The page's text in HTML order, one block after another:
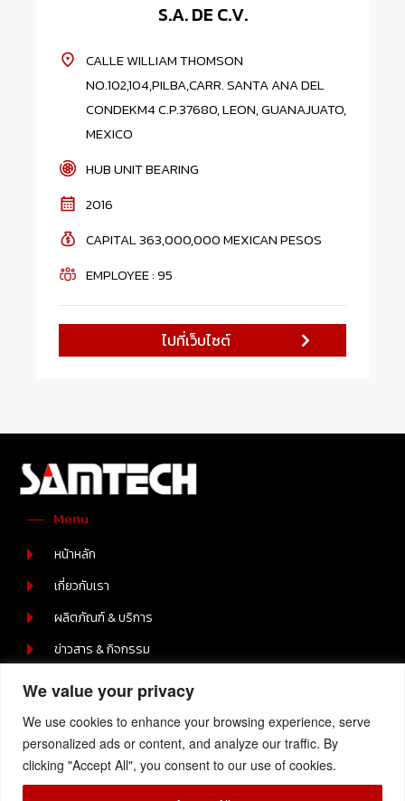
We value your privacy
We use cookies to enhance your browsing experience, serve
personalized ads or content, and analyze our traffic. By
clicking "Accept All", you consent to our use of cookies.
S.A. DE C.V.
CALLE WILLIAM THOMSON
NO.102,104,PILBA,CARR. SANTA ANA DEL
CONDEKM4 C.P.37680, LEON, GUANAJUATO,
MEXICO
HUB UNIT BEARING
2016
CAPITAL 363,000,000 MEXICAN PESOS
EMPLOYEE : 95
ไปที่เว็บไซต์
Menu
หน้าหลัก
เกี่ยวกับเรา
ผลิตภัณฑ์ & บริการ
ข่าวสาร & กิจกรรม
ร่วมงานกับเรา
ติดต่อเรา
Contact Us
219/2 หมู่ 6 ต.บ่อวิน อ.ศรีราชา ชลบุรี 20230